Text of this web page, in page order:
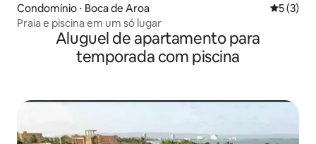
Condomínio ⋅ Boca de Aroa 5 de
5 (3)
Praia e piscina em um só lugar
Aluguel de apartamento para
temporada com piscina